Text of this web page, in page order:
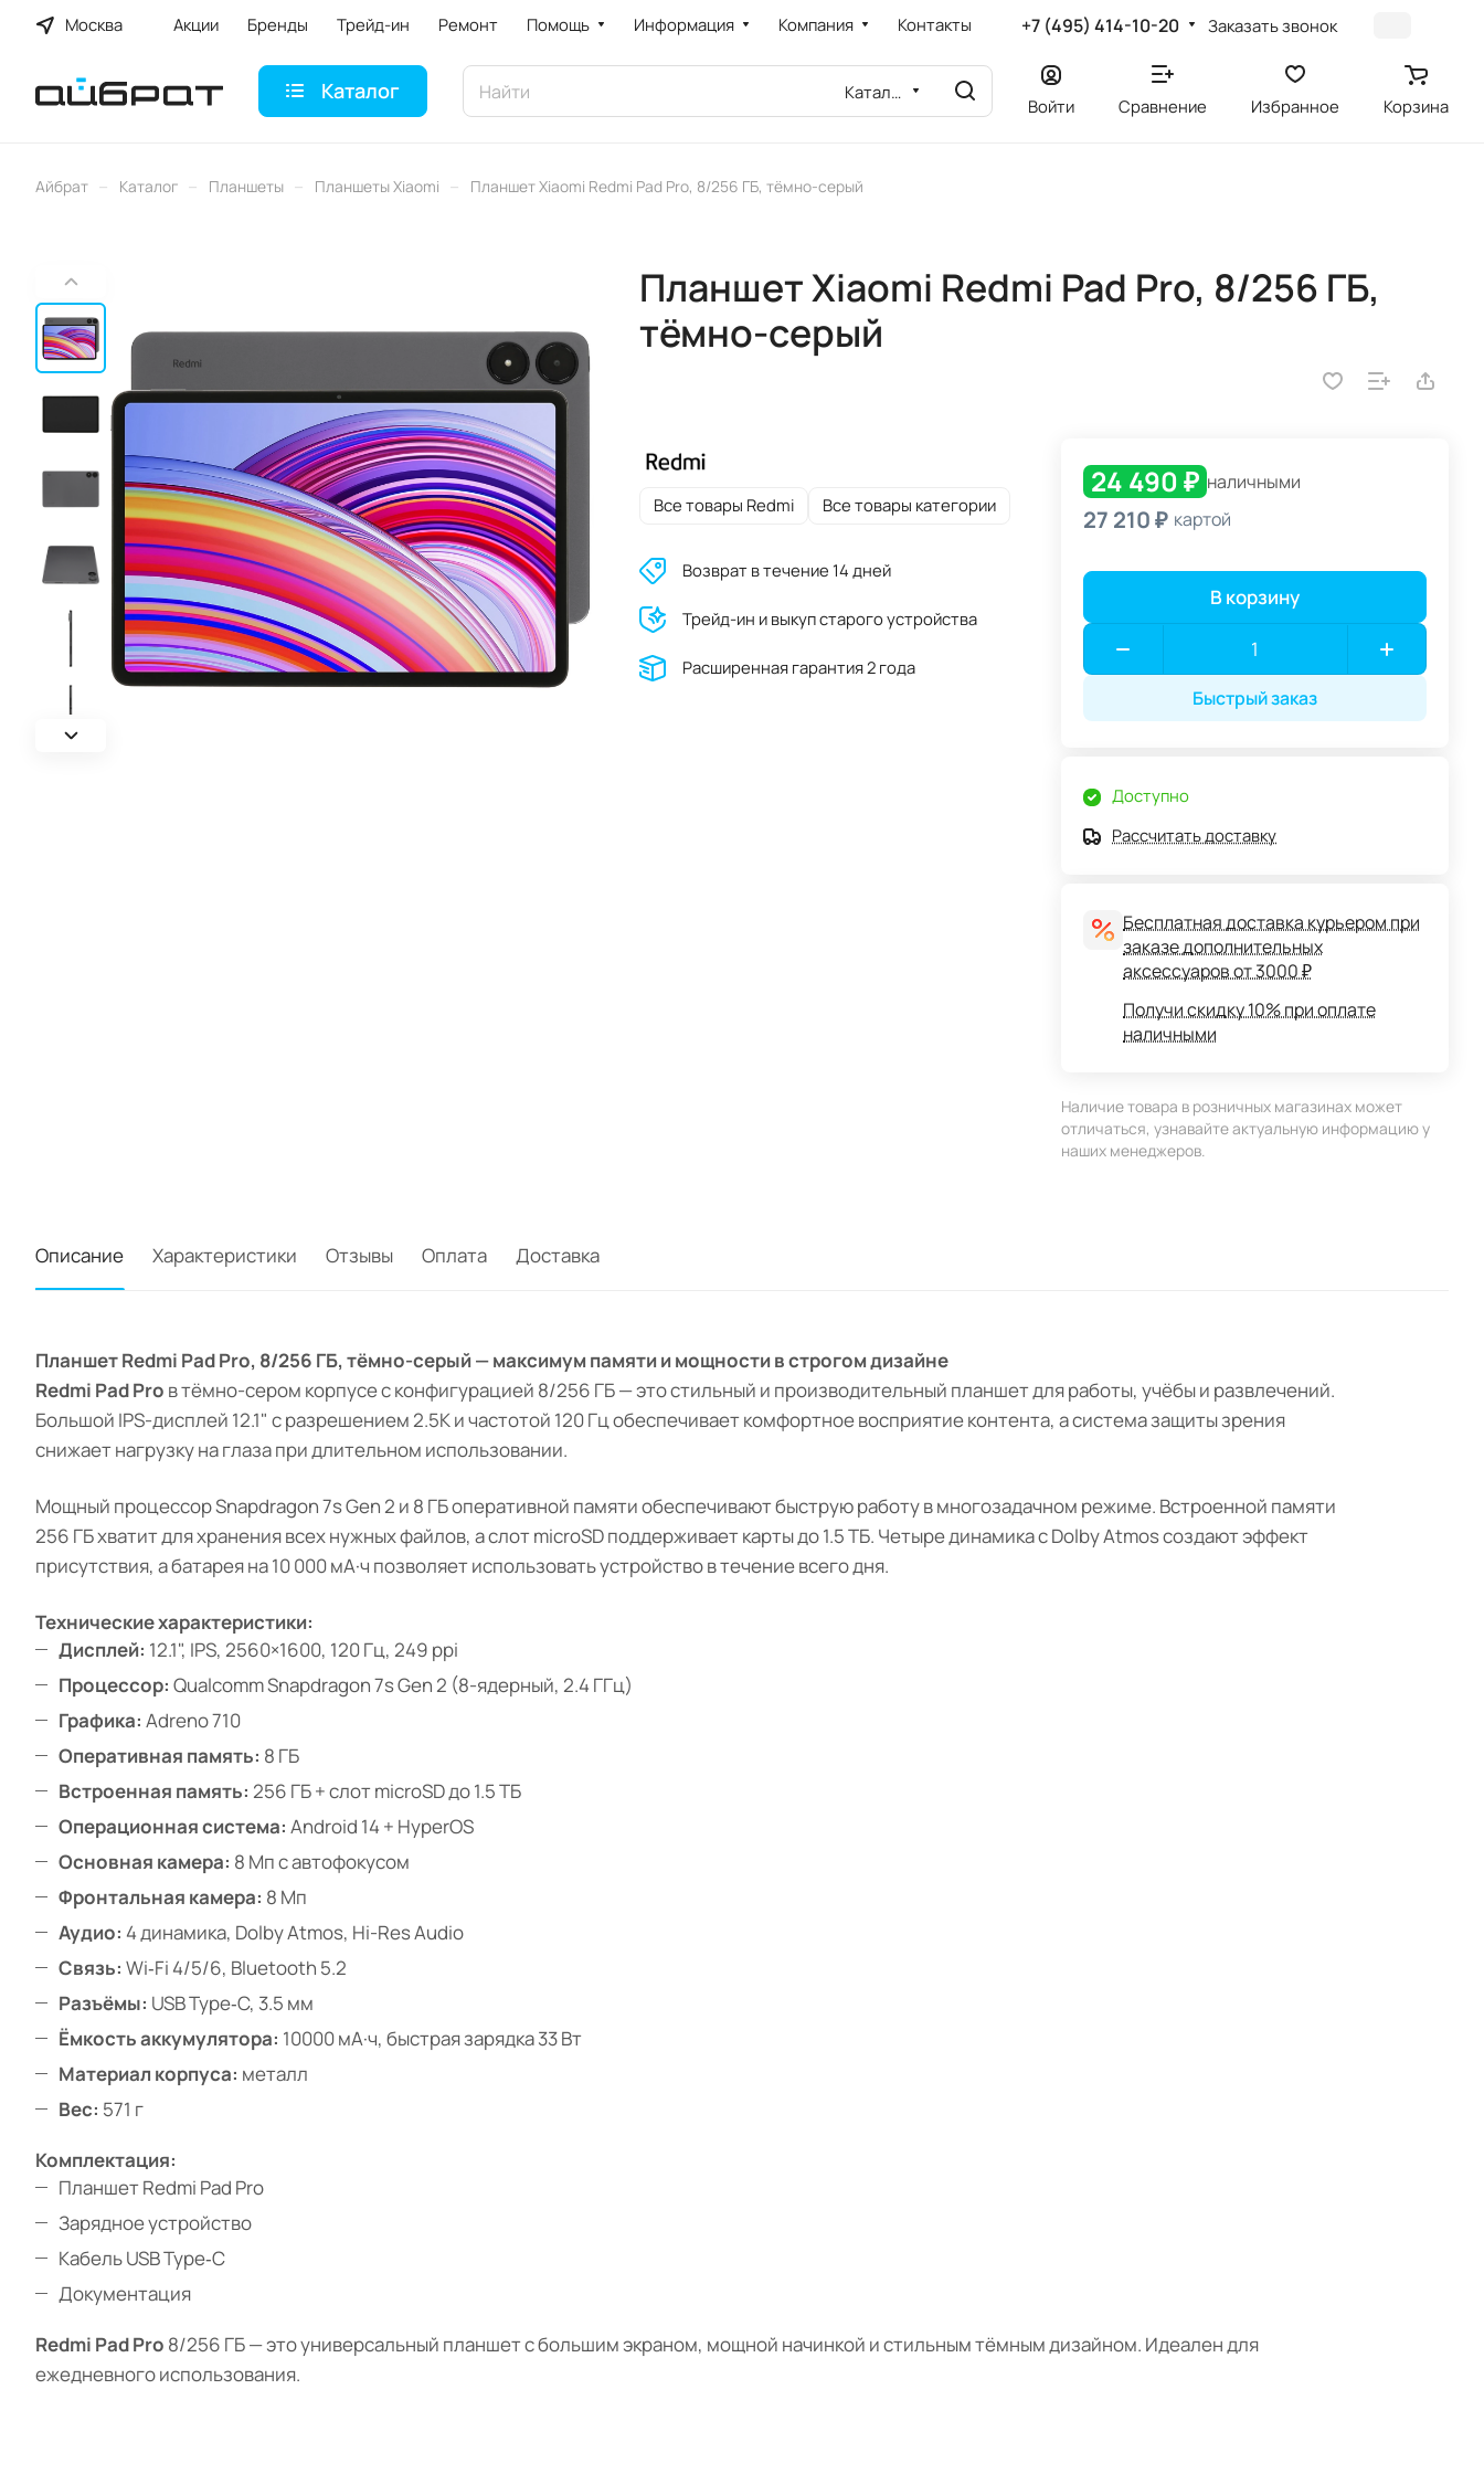
Москва Акции Бренды Трейд-ин Ремонт Помощь Информация Компания Контакты +7 (495) 414-10-20 Заказать звонок
Каталог Каталог
Войти Сравнение Избранное Корзина
Айбрат – Каталог – Планшеты – Планшеты Xiaomi – Планшет Xiaomi Redmi Pad Pro, 8/256 ГБ, тёмно-серый
Планшет Xiaomi Redmi Pad Pro, 8/256 ГБ,
тёмно-серый
Все товары Redmi Все товары категории
Возврат в течение 14 дней
Трейд-ин и выкуп старого устройства
Расширенная гарантия 2 года
24 490 ₽ наличными
27 210 ₽ картой
В корзину
Быстрый заказ
Доступно
Рассчитать доставку
Бесплатная доставка курьером при
заказе дополнительных
аксессуаров от 3000 ₽
Получи скидку 10% при оплате
наличными
Наличие товара в розничных магазинах может
отличаться, узнавайте актуальную информацию у
наших менеджеров.
Описание Характеристики Отзывы Оплата Доставка
Планшет Redmi Pad Pro, 8/256 ГБ, тёмно-серый — максимум памяти и мощности в строгом дизайне
Redmi Pad Pro в тёмно-сером корпусе с конфигурацией 8/256 ГБ — это стильный и производительный планшет для работы, учёбы и развлечений.
Большой IPS-дисплей 12.1" с разрешением 2.5K и частотой 120 Гц обеспечивает комфортное восприятие контента, а система защиты зрения
снижает нагрузку на глаза при длительном использовании.
Мощный процессор Snapdragon 7s Gen 2 и 8 ГБ оперативной памяти обеспечивают быструю работу в многозадачном режиме. Встроенной памяти
256 ГБ хватит для хранения всех нужных файлов, а слот microSD поддерживает карты до 1.5 ТБ. Четыре динамика с Dolby Atmos создают эффект
присутствия, а батарея на 10 000 мА·ч позволяет использовать устройство в течение всего дня.
Технические характеристики:
Дисплей: 12.1", IPS, 2560×1600, 120 Гц, 249 ppi
Процессор: Qualcomm Snapdragon 7s Gen 2 (8-ядерный, 2.4 ГГц)
Графика: Adreno 710
Оперативная память: 8 ГБ
Встроенная память: 256 ГБ + слот microSD до 1.5 ТБ
Операционная система: Android 14 + HyperOS
Основная камера: 8 Мп с автофокусом
Фронтальная камера: 8 Мп
Аудио: 4 динамика, Dolby Atmos, Hi-Res Audio
Связь: Wi‑Fi 4/5/6, Bluetooth 5.2
Разъёмы: USB Type‑C, 3.5 мм
Ёмкость аккумулятора: 10000 мА·ч, быстрая зарядка 33 Вт
Материал корпуса: металл
Вес: 571 г
Комплектация:
Планшет Redmi Pad Pro
Зарядное устройство
Кабель USB Type‑C
Документация
Redmi Pad Pro 8/256 ГБ — это универсальный планшет с большим экраном, мощной начинкой и стильным тёмным дизайном. Идеален для
ежедневного использования.